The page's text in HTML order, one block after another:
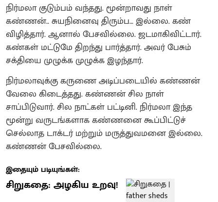
நிர்மலா குடும்பம் வந்தது. மூன்றாவது நாள்
கண்ணன்.. சுயநினைவு திரும்ப… இல்லை. கண்
விழித்தார். ஆனால் பேசவில்லை. ஜடமாகிவிட்டார்.
கண்கள் மட்டுமே திறந்து பார்த்தார். அவர் பேசும்
சக்தியை முழுக்க முழுக்க இழந்தார்.
நிர்மலாவுக்கு கருணை அடிப்படையில் கண்ணன்
வேலை கிடைத்தது. கண்ணன் சில நாள்
சாப்பிடுவார். சில நாட்கள் பட்டினி. நிர்மலா இந்த
மூன்று வருடங்களாக கண்ணனை கூப்பிட்டுச்
செல்லாத டாக்டர் மற்றும் மருத்துவமனை இல்லை.
கண்ணன் பேசவில்லை.
இதையும் படியுங்கள்:
சிறுகதை: அழகிய உறவு!